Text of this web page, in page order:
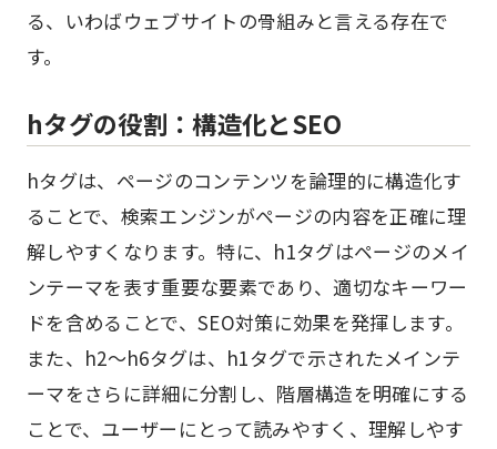
る、いわばウェブサイトの骨組みと言える存在で
す。
hタグの役割：構造化とSEO
hタグは、ページのコンテンツを論理的に構造化す
ることで、検索エンジンがページの内容を正確に理
解しやすくなります。特に、h1タグはページのメイ
ンテーマを表す重要な要素であり、適切なキーワー
ドを含めることで、SEO対策に効果を発揮します。
また、h2～h6タグは、h1タグで示されたメインテ
ーマをさらに詳細に分割し、階層構造を明確にする
ことで、ユーザーにとって読みやすく、理解しやす